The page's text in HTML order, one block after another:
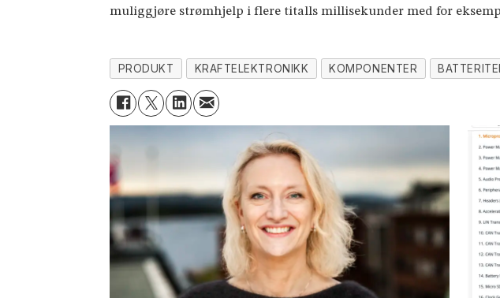
muliggjøre strømhjelp i flere titalls millisekunder med for
PRODUKT KRAFTELEKTRONIKK KOMPONENTER